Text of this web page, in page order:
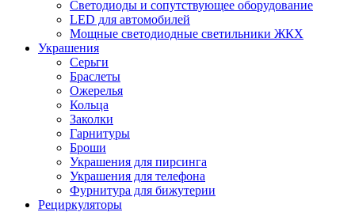
Светодиоды и сопутствующее оборудование
LED для автомобилей
Мощные светодиодные светильники ЖКХ
Украшения
Серьги
Браслеты
Ожерелья
Кольца
Заколки
Гарнитуры
Броши
Украшения для пирсинга
Украшения для телефона
Фурнитура для бижутерии
Рециркуляторы